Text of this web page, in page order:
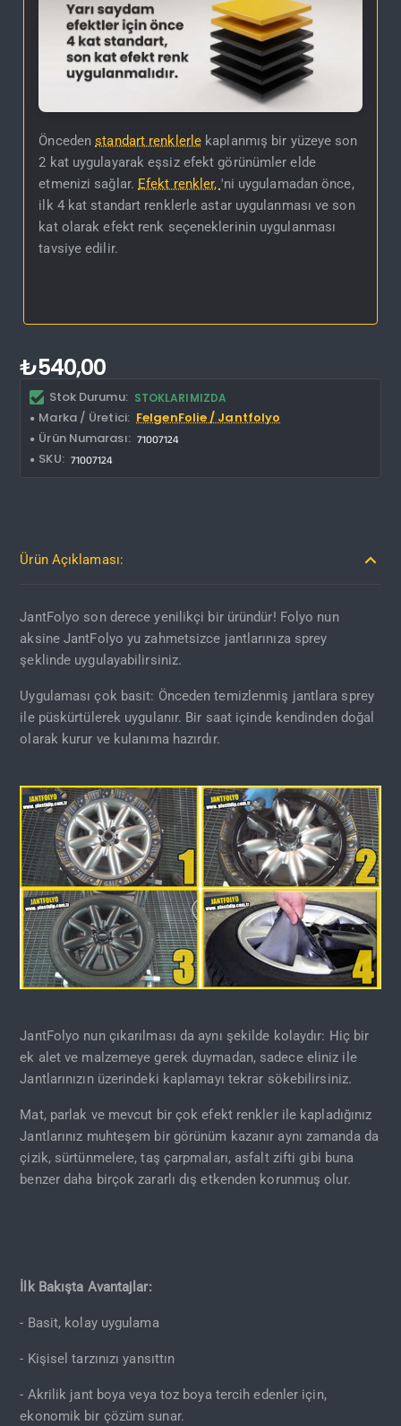
Öncedenstandart renklerle kaplanmış bir yüzeye son
2 kat uygulayarak eşsiz efekt görünümler elde
etmenizi sağlar. Efekt renkler, 'ni uygulamadan önce,
ilk 4 kat standart renklerle astar uygulanması ve son
kat olarak efekt renk seçeneklerinin uygulanması
tavsiye edilir.
Stok Durumu: STOKLARIMIZDA
Marka / Üretici: FelgenFolie / Jantfolyo
Ürün Numarası: 71007124
SKU: 71007124
₺540,00
Ürün Açıklaması:
JantFolyo son derece yenilikçi bir üründür! Folyo nun
aksine JantFolyo yu zahmetsizce jantlarınıza sprey
şeklinde uygulayabilirsiniz.
Uygulaması çok basit: Önceden temizlenmiş jantlara sprey
ile püskürtülerek uygulanır. Bir saat içinde kendinden doğal
olarak kurur ve kulanıma hazırdır.
JantFolyo nun çıkarılması da aynı şekilde kolaydır: Hiç bir
ek alet ve malzemeye gerek duymadan, sadece eliniz ile
Jantlarınızın üzerindeki kaplamayı tekrar sökebilirsiniz.
Mat, parlak ve mevcut bir çok efekt renkler ile kapladığınız
Jantlarınız muhteşem bir görünüm kazanır aynı zamanda da
çizik, sürtünmelere, taş çarpmaları, asfalt zifti gibi buna
benzer daha birçok zararlı dış etkenden korunmuş olur.
İlk Bakışta Avantajlar:
- Basit, kolay uygulama
- Kişisel tarzınızı yansıttın
- Akrilik jant boya veya toz boya tercih edenler için,
ekonomik bir çözüm sunar.